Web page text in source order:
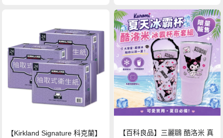
【Kirkland Signature 科克蘭】
【百科良品】三麗鷗 酷洛米 真